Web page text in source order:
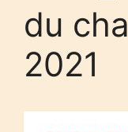
du
2021